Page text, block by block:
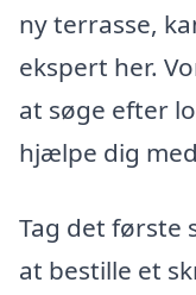
ny terrasse,
ekspert her.
at søge efter
hjælpe dig
Tag det første
at bestille et